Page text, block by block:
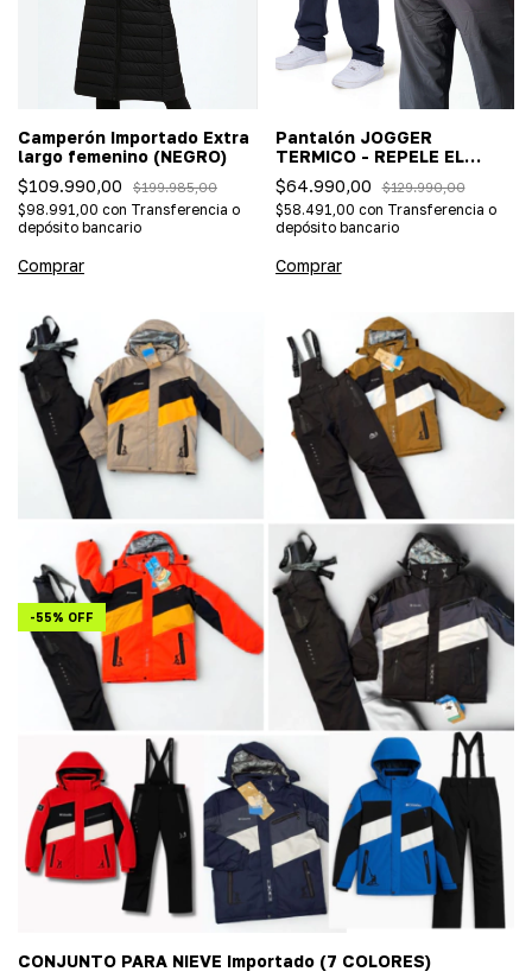
Camperón Importado Extra
largo femenino (NEGRO)
$109.990,00
$199.985,00
$98.991,00 con Transferencia o
depósito bancario
Comprar
Pantalón JOGGER
TERMICO - REPELE EL
AGUA UNISEX (ideal nieve)
$64.990,00 $129.990,00
$58.491,00 con Transferencia o
depósito bancario
Comprar
-55% OFF
CONJUNTO PARA NIEVE Importado (7 COLORES)